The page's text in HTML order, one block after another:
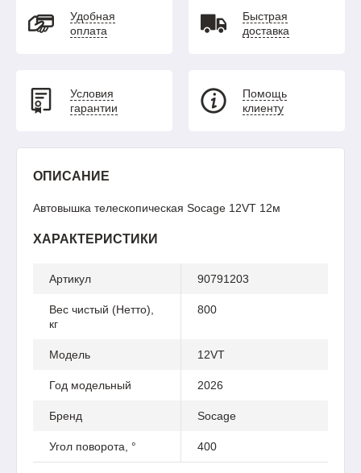
Удобная
оплата
Быстрая
доставка
Условия
гарантии
Помощь
клиенту
ОПИСАНИЕ
Автовышка телескопическая Socage 12VT 12м
ХАРАКТЕРИСТИКИ
Артикул 90791203
Вес чистый (Нетто),
кг
800
Модель 12VT
Год модельный 2026
Бренд Socage
Угол поворота, ° 400